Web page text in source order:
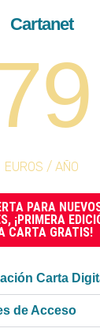
Cartanet
EUROS / AÑO
PARA
¡PRIMERA
CARTA GRATIS!
Carta
de Acceso